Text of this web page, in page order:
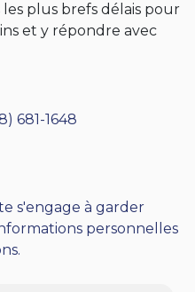
plus brefs délais pour
et y répondre avec
681-1648
s'engage à garder
personnelles